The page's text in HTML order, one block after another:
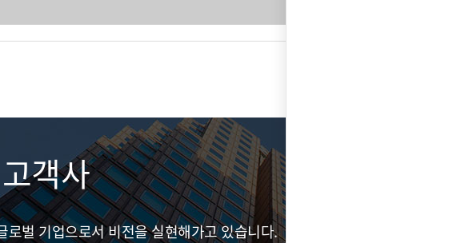
객사
벌 기업으로서 비전을 실현해가고 있습니다.